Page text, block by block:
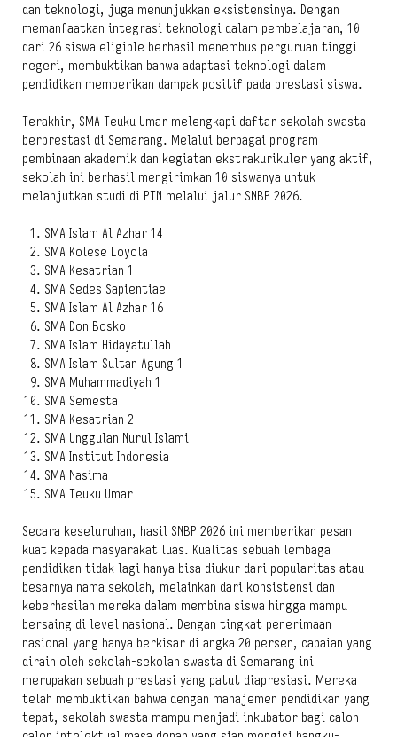
dan teknologi, juga menunjukkan eksistensinya. Dengan
memanfaatkan integrasi teknologi dalam pembelajaran, 10
dari 26 siswa eligible berhasil menembus perguruan tinggi
negeri, membuktikan bahwa adaptasi teknologi dalam
pendidikan memberikan dampak positif pada prestasi siswa.
Terakhir, SMA Teuku Umar melengkapi daftar sekolah swasta
berprestasi di Semarang. Melalui berbagai program
pembinaan akademik dan kegiatan ekstrakurikuler yang aktif,
sekolah ini berhasil mengirimkan 10 siswanya untuk
melanjutkan studi di PTN melalui jalur SNBP 2026.
SMA Islam Al Azhar 14
SMA Kolese Loyola
SMA Kesatrian 1
SMA Sedes Sapientiae
SMA Islam Al Azhar 16
SMA Don Bosko
SMA Islam Hidayatullah
SMA Islam Sultan Agung 1
SMA Muhammadiyah 1
SMA Semesta
SMA Kesatrian 2
SMA Unggulan Nurul Islami
SMA Institut Indonesia
SMA Nasima
SMA Teuku Umar
Secara keseluruhan, hasil SNBP 2026 ini memberikan pesan
kuat kepada masyarakat luas. Kualitas sebuah lembaga
pendidikan tidak lagi hanya bisa diukur dari popularitas atau
besarnya nama sekolah, melainkan dari konsistensi dan
keberhasilan mereka dalam membina siswa hingga mampu
bersaing di level nasional. Dengan tingkat penerimaan
nasional yang hanya berkisar di angka 20 persen, capaian yang
diraih oleh sekolah-sekolah swasta di Semarang ini
merupakan sebuah prestasi yang patut diapresiasi. Mereka
telah membuktikan bahwa dengan manajemen pendidikan yang
tepat, sekolah swasta mampu menjadi inkubator bagi calon-